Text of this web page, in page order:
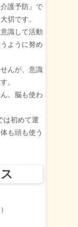
護予防』で
切です。
識して活動
ように努め
んが、意識
。
。脳も使わ
は初めて運
も頭も使う